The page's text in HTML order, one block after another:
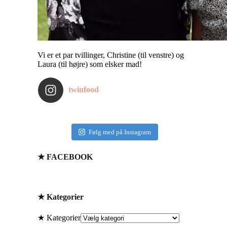
Vi er et par tvillinger, Christine (til venstre) og
Laura (til højre) som elsker mad!
twinfood
Følg med på Instagram
★ FACEBOOK
★ Kategorier
★ Kategorier